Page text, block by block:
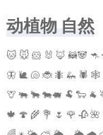
动植物 自然
🐱 🐭 🐹 🐰 🦊 🦝🐼 🦘
🦋 🐌 🐚 🐞 🐜 🦗 🕷 🕸
🦒 🐃 🐂 🐄🐖 🐏 🐑
🍁 🍄 🌾 💐 🌷 🌹 🥀